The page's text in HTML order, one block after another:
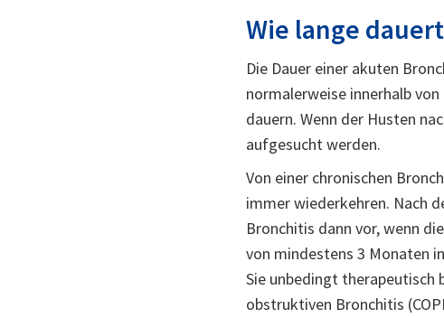
Wie lange
Die Dauer einer akuten
normalerweise innerhalb von
dauern. Wenn der Husten
aufgesucht werden.
Von einer chronischen
immer wiederkehren. Nach
Bronchitis dann vor, wenn
von mindestens 3 Monaten
Sie unbedingt therapeutisch
obstruktiven Bronchitis